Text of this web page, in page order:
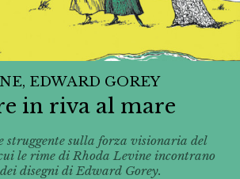
EDWARD GOREY
in riva al mare
struggente sulla forza visionaria del
le rime di Rhoda Levine incontrano
disegni di Edward Gorey.